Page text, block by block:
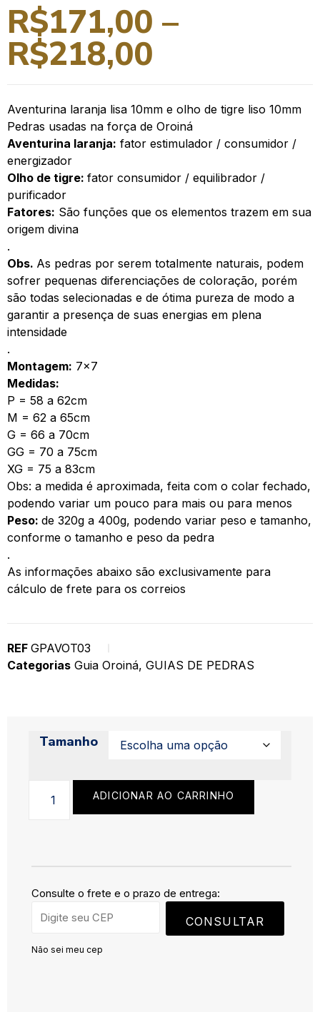
R$171,00 –
R$218,00
Aventurina laranja lisa 10mm e olho de tigre liso 10mm
Pedras usadas na força de Oroiná
Aventurina laranja: fator estimulador / consumidor /
energizador
Olho de tigre: fator consumidor / equilibrador /
purificador
Fatores: São funções que os elementos trazem em sua
origem divina
.
Obs. As pedras por serem totalmente naturais, podem
sofrer pequenas diferenciações de coloração, porém
são todas selecionadas e de ótima pureza de modo a
garantir a presença de suas energias em plena
intensidade
.
Montagem: 7×7
Medidas:
P = 58 a 62cm
M = 62 a 65cm
G = 66 a 70cm
GG = 70 a 75cm
XG = 75 a 83cm
Obs: a medida é aproximada, feita com o colar fechado,
podendo variar um pouco para mais ou para menos
Peso: de 320g a 400g, podendo variar peso e tamanho,
conforme o tamanho e peso da pedra
.
As informações abaixo são exclusivamente para
cálculo de frete para os correios
REF GPAVOT03
Categorias Guia Oroiná, GUIAS DE PEDRAS
Tamanho
ADICIONAR AO CARRINHO
Consulte o frete e o prazo de entrega:
CONSULTAR
Não sei meu cep